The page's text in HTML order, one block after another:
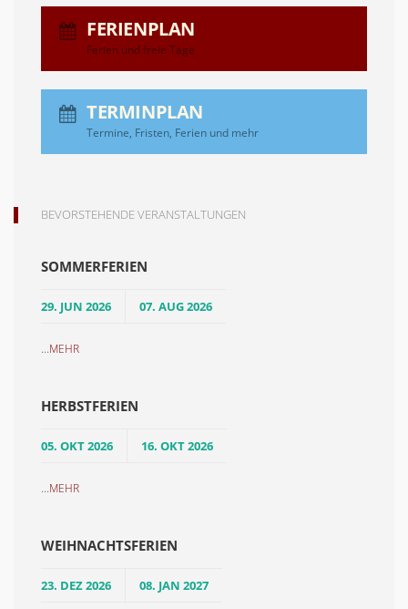
FERIENPLAN
Ferien und freie Tage
TERMINPLAN
Termine, Fristen, Ferien und mehr
BEVORSTEHENDE VERANSTALTUNGEN
SOMMERFERIEN
29. JUN 2026 07. AUG 2026
...MEHR
HERBSTFERIEN
05. OKT 2026 16. OKT 2026
...MEHR
WEIHNACHTSFERIEN
23. DEZ 2026 08. JAN 2027